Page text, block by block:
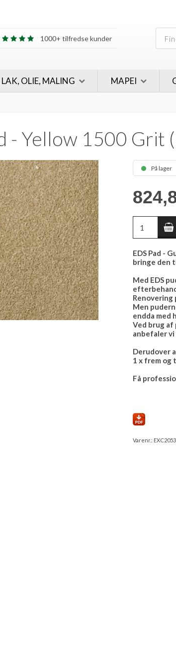
1000+ tilfredse kunder
1000+ tilfredse kunder
LAK, OLIE, MALING MAPEI
- Yellow 1500
På lager
EDS Pad -
bringe den
Med EDS
Renovering
Men
endda med
Ved brug af
anbefaler
Derudover
1 x frem og
Få
Varenr.: